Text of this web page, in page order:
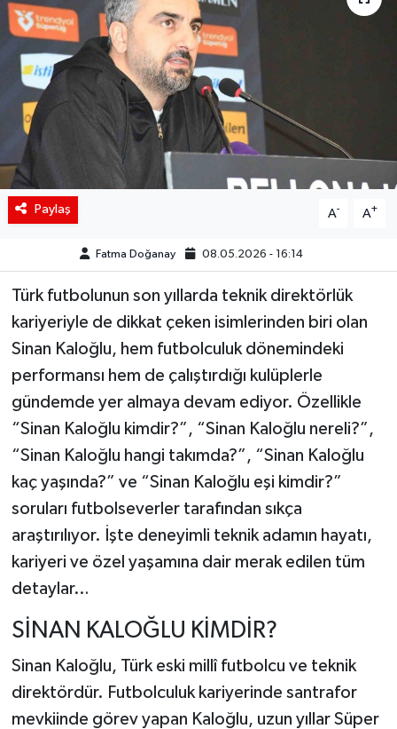
Paylaş A- A+
Fatma Doğanay 08.05.2026 - 16:14
Türk futbolunun son yıllarda teknik direktörlük
kariyeriyle de dikkat çeken isimlerinden biri olan
Sinan Kaloğlu, hem futbolculuk dönemindeki
performansı hem de çalıştırdığı kulüplerle
gündemde yer almaya devam ediyor. Özellikle
“Sinan Kaloğlu kimdir?”, “Sinan Kaloğlu nereli?”,
“Sinan Kaloğlu hangi takımda?”, “Sinan Kaloğlu
kaç yaşında?” ve “Sinan Kaloğlu eşi kimdir?”
soruları futbolseverler tarafından sıkça
araştırılıyor. İşte deneyimli teknik adamın hayatı,
kariyeri ve özel yaşamına dair merak edilen tüm
detaylar…
SİNAN KALOĞLU KİMDİR?
Sinan Kaloğlu, Türk eski millî futbolcu ve teknik
direktördür. Futbolculuk kariyerinde santrafor
mevkiinde görev yapan Kaloğlu, uzun yıllar Süper
Siyaset
Spor
Teknoloji